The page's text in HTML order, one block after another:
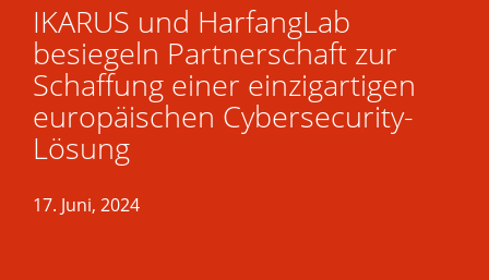
IKARUS und HarfangLab
besiegeln Partnerschaft zur
Schaffung einer einzigartigen
europäischen Cybersecurity-
Lösung
17. Juni, 2024